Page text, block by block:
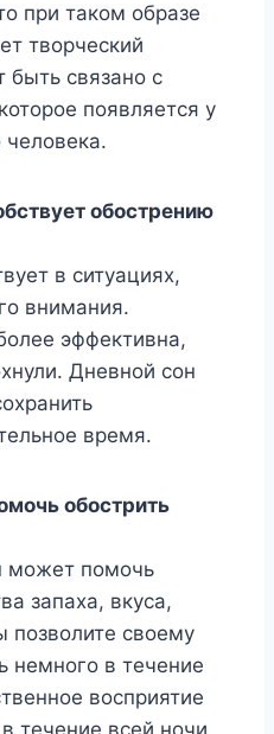
при таком образе
творческий
быть связано с
появляется у
обострению
в ситуациях,
внимания.
эффективна,
Дневной сон
время.
обострить
может помочь
запаха, вкуса,
позволите своему
немного в течение
восприятие